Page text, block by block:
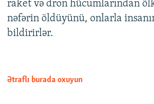
raket və dron hücumlarından
nəfərin öldüyünü, onlarla
bildirirlər.
Ətraflı burada oxuyun